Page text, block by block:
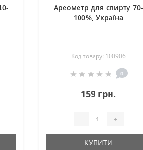
Ареометр для спирту 70-
100%, Україна
Код товару: 100906
0
159 грн.
- +
КУПИТИ